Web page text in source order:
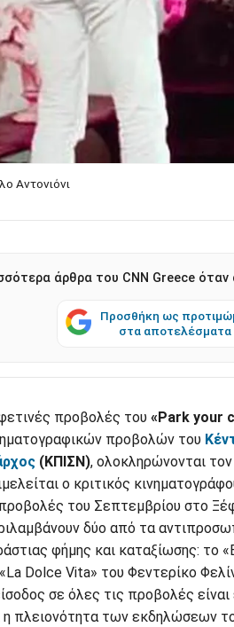
Αντονιόνι
άρθρα του CNN Greece όταν
Προσθήκη ως
στα αποτελέσματα
προβολές του «Park your
προβολών του
(ΚΠΙΣΝ), ολοκληρώνονται
ο κριτικός
του Σεπτεμβρίου στο
δύο από τα
φήμης και καταξίωσης: το
Dolce Vita» του Φεντερίκο
σε όλες τις προβολές
η πλειονότητα των εκδηλώσεων